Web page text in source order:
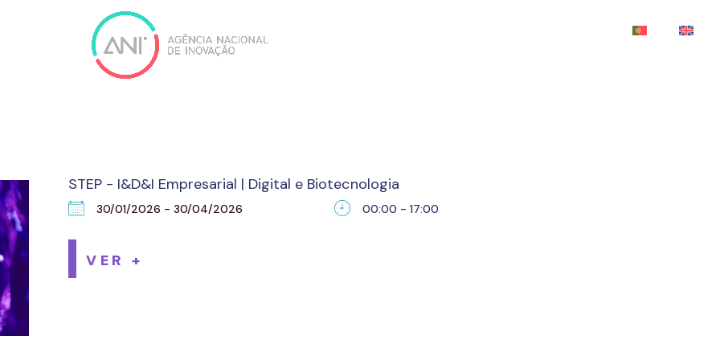
STEP - I&D&I Empresarial | Digital e Biotecnologia
30/01/2026 - 30/04/2026 00:00 - 17:00
VER +